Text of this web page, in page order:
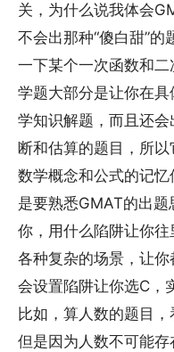
关，为什么说我体会
不会出那种“傻白甜”
一下某个一次函数和
学题大部分是让你在
学知识解题，而且还
断和估算的题目，所
数学概念和公式的记
是要熟悉GMAT的出题
你，用什么陷阱让你
各种复杂的场景，让你
会设置陷阱让你选C，
比如，算人数的题目
但是因为人数不可能